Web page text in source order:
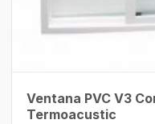
Ventana PVC V3
Termoacustic